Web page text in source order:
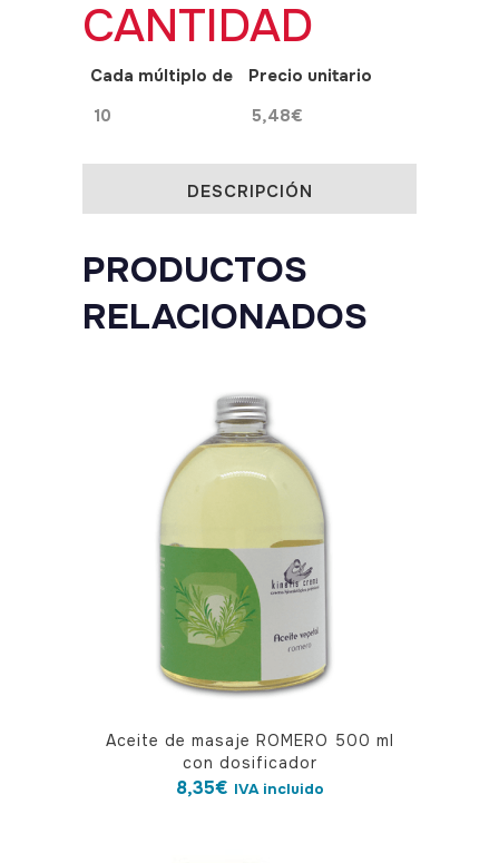
CANTIDAD
Cada múltiplo de
Precio unitario
10
5,48€
DESCRIPCIÓN
PRODUCTOS
RELACIONADOS
Aceite de masaje ROMERO 500 ml
con dosificador
8,35€ IVA incluido